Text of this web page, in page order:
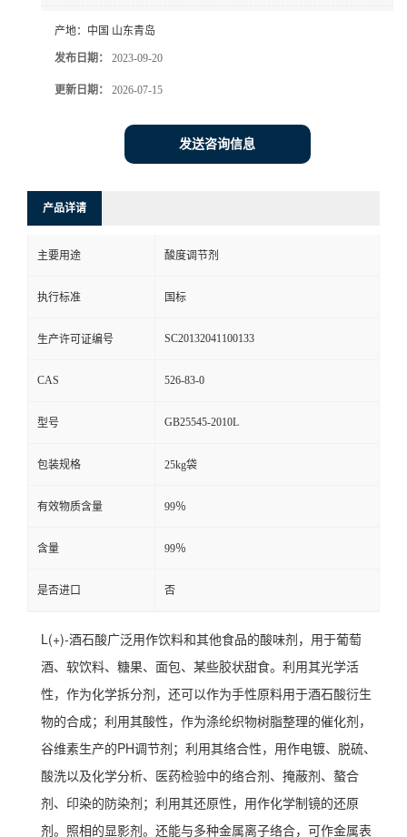
产地： 中国 山东青岛
发布日期： 2023-09-20
更新日期： 2026-07-15
发送咨询信息
产品详请
主要用途 酸度调节剂
执行标准 国标
生产许可证编号 SC20132041100133
CAS 526-83-0
型号 GB25545-2010L
包装规格 25kg袋
有效物质含量 99％
含量 99％
是否进口 否
L(+)-酒石酸广泛用作饮料和其他食品的酸味剂，用于葡萄
酒、软饮料、糖果、面包、某些胶状甜食。利用其光学活
性，作为化学拆分剂，还可以作为手性原料用于酒石酸衍生
物的合成；利用其酸性，作为涤纶织物树脂整理的催化剂，
谷维素生产的PH调节剂；利用其络合性，用作电镀、脱硫、
酸洗以及化学分析、医药检验中的络合剂、掩蔽剂、螯合
剂、印染的防染剂；利用其还原性，用作化学制镜的还原
剂。照相的显影剂。还能与多种金属离子络合，可作金属表